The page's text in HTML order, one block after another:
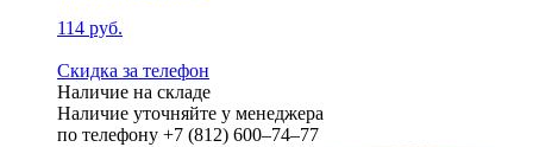
114 руб.
Скидка за телефон
Наличие на складе
Наличие уточняйте у менеджера
по телефону +7 (812) 600–74–77